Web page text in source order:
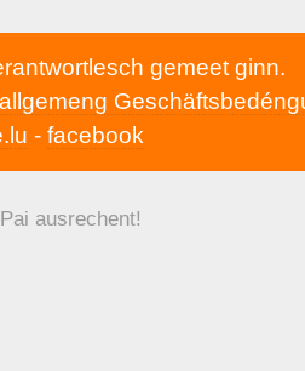
gemeet ginn.
allgemeng
- facebook
ausrechent!